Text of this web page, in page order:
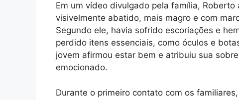
Em um vídeo divulgado pela família,
visivelmente abatido, mais magro e com
Segundo ele, havia sofrido escoriações e
perdido itens essenciais, como óculos e
jovem afirmou estar bem e atribuiu sua
emocionado.
Durante o primeiro contato com os